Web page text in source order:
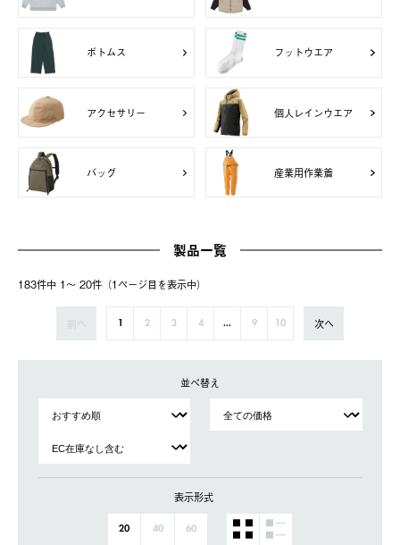
ボトムス フットウエア
アクセサリー 個人レインウエア
バッグ 産業用作業着
製品一覧
183件中 1〜 20件（1ページ⽬を表⽰中）
前へ 1 2 3 4 ... 9 10 次へ
並べ替え
表示形式
20 40 60